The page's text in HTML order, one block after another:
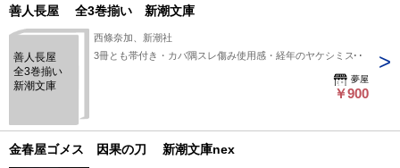
善人長屋 全3巻揃い 新潮文庫
善人長屋
全3巻揃い
新潮文庫
西條奈加、新潮社
3冊とも帯付き・カバ隅スレ傷み使用感・経年のヤケシミスレ
夢屋
￥900
金春屋ゴメス 因果の刀 新潮文庫nex